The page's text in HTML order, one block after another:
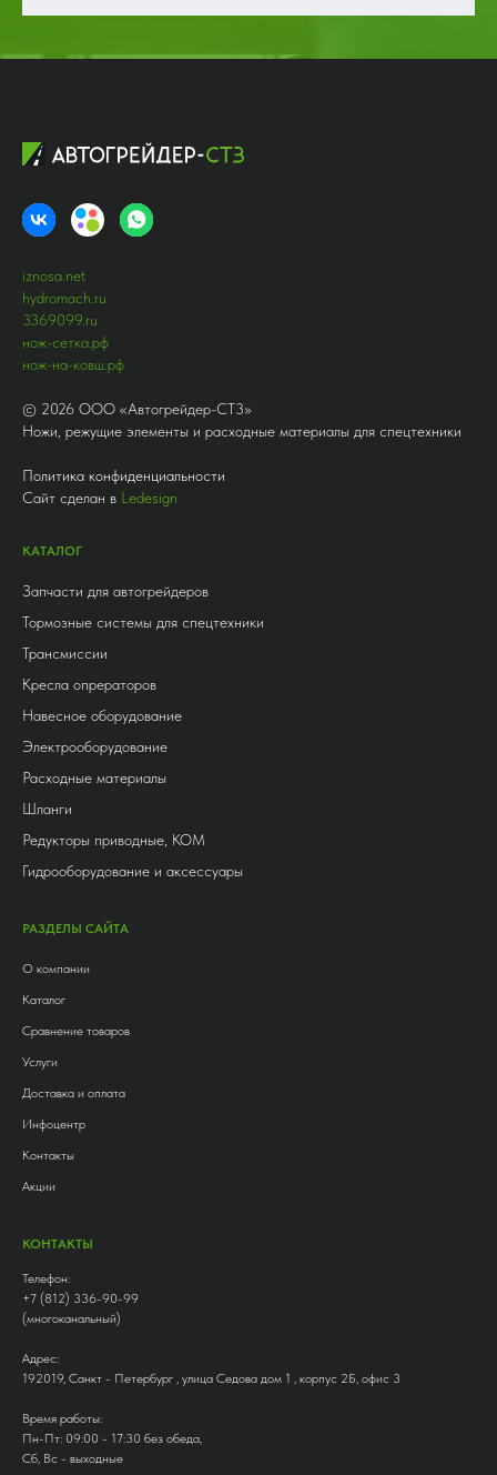
iznosa.net
hydromach.ru
3369099.ru
нож-сетка.рф
нож-на-ковш.рф
© 2026 ООО «Автогрейдер-СТ3»
Ножи, режущие элементы и расходные материалы для спецтехники
Политика конфиденциальности
Сайт сделан в Ledesign
КАТАЛОГ
Запчасти для автогрейдеров
Тормозные системы для спецтехники
Трансмиссии
Кресла опрераторов
Навесное оборудование
Электрооборудование
Расходные материалы
Шланги
Редукторы приводные, КОМ
Гидрооборудование и аксессуары
РАЗДЕЛЫ САЙТА
О компании
Каталог
Сравнение товаров
Услуги
Доставка и оплата
Инфоцентр
Контакты
Акции
КОНТАКТЫ
Телефон:
+7 (812) 336-90-99
(многоканальный)
Адрес:
192019, Санкт - Петербург , улица Седова дом 1 , корпус 2Б, офис 3
Время работы:
Пн-Пт: 09:00 - 17:30 без обеда,
Сб, Вс - выходные